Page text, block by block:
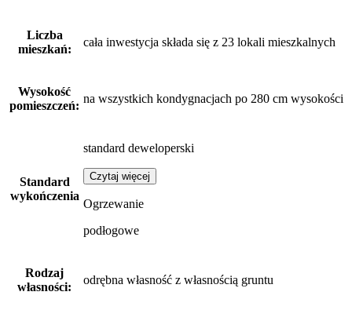
Liczba
mieszkań:
cała inwestycja składa się z 23 lokali mieszkalnych
Wysokość
pomieszczeń:
na wszystkich kondygnacjach po 280 cm wysokości
Standard
wykończenia
standard deweloperski
Czytaj więcej
Ogrzewanie
podłogowe
Rodzaj
własności:
odrębna własność z własnością gruntu